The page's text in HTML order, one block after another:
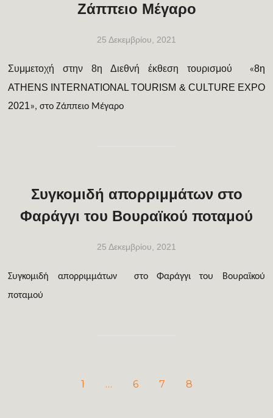
Ζάππειο Μέγαρο
25 Δεκεμβρίου, 2021
Συμμετοχή στην 8η Διεθνή έκθεση τουρισμού «8η
ATHENS INTERNATIONAL TOURISM & CULTURE EXPO
2021», στο Ζάππειο Μέγαρο
Συγκομιδή απορριμμάτων στο
Φαράγγι του Βουραϊκού ποταμού
25 Δεκεμβρίου, 2021
Συγκομιδή απορριμμάτων στο Φαράγγι του Βουραϊκού
ποταμού
1 … 6 7 8